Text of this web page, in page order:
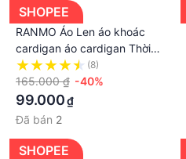
SHOPEE
RANMO Áo Len áo khoác
cardigan áo cardigan Thời
trang hàn quốc A91KEJI
36Z230904
(8)
165.000 ₫ -40%
99.000₫
Đã bán 2
SHOPEE